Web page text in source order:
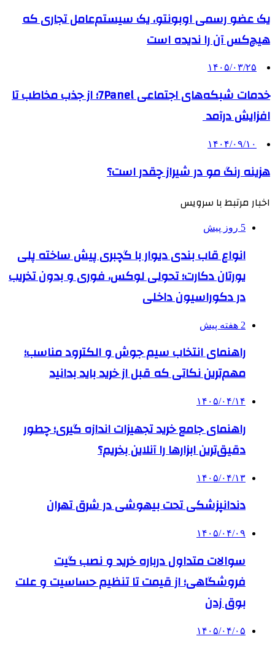
یک عضو رسمی اوبونتو، یک سیستم‌عامل تجاری که
هیچ‌کس آن را ندیده است
۱۴۰۵/۰۳/۲۵
خدمات شبکه‌های اجتماعی 7Panel؛ از جذب مخاطب تا
افزایش درآمد
۱۴۰۴/۰۹/۱۰
هزینه رنگ مو در شیراز چقدر است؟
اخبار مرتبط با سرویس
5 روز پیش
انواع قاب بندی دیوار با گچبری پیش ساخته پلی
یورتان دکارت؛ تحولی لوکس، فوری و بدون تخریب
در دکوراسیون داخلی
2 هفته پیش
راهنمای انتخاب سیم جوش و الکترود مناسب؛
مهم‌ترین نکاتی که قبل از خرید باید بدانید
۱۴۰۵/۰۴/۱۴
راهنمای جامع خرید تجهیزات اندازه گیری؛ چطور
دقیق‌ترین ابزارها را آنلاین بخریم؟
۱۴۰۵/۰۴/۱۳
دندانپزشکی تحت بیهوشی در شرق تهران
۱۴۰۵/۰۴/۰۹
سوالات متداول درباره خرید و نصب گیت
فروشگاهی؛ از قیمت تا تنظیم حساسیت و علت
بوق زدن
۱۴۰۵/۰۴/۰۵